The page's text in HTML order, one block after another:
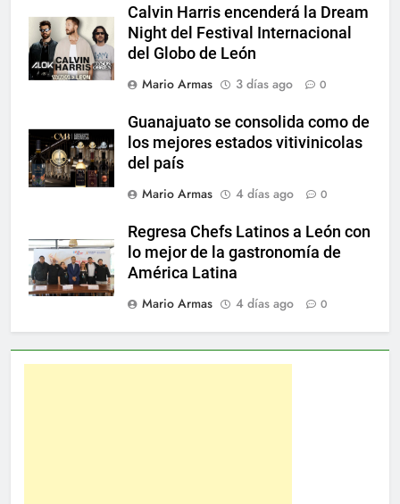
Calvin Harris encenderá la Dream
Night del Festival Internacional
del Globo de León
Mario Armas
3 días ago 0
Guanajuato se consolida como de
los mejores estados vitivinicolas
del país
Mario Armas
4 días ago 0
Regresa Chefs Latinos a León con
lo mejor de la gastronomía de
América Latina
Mario Armas
4 días ago 0